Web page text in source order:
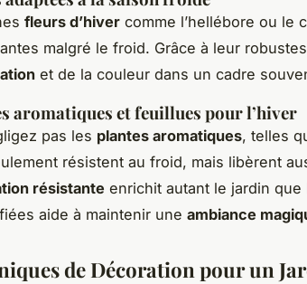
fleurs d’hiver comme l’hellébore ou le
malgré le froid. Grâce à leur
et de la couleur dans un cadre
aromatiques et feuillues pour l’hiver
pas les plantes aromatiques, telles
résistent au froid, mais libèrent
résistante enrichit autant le jardin
aide à maintenir une ambiance
de Décoration pour un